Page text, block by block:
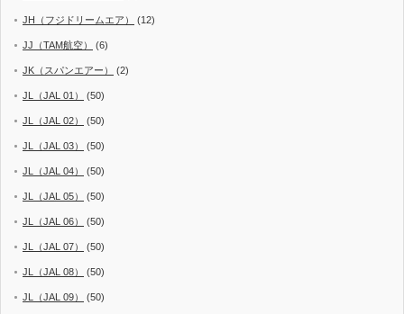
JH（フジドリームエア） (12)
JJ（TAM航空） (6)
JK（スパンエアー） (2)
JL（JAL 01） (50)
JL（JAL 02） (50)
JL（JAL 03） (50)
JL（JAL 04） (50)
JL（JAL 05） (50)
JL（JAL 06） (50)
JL（JAL 07） (50)
JL（JAL 08） (50)
JL（JAL 09） (50)